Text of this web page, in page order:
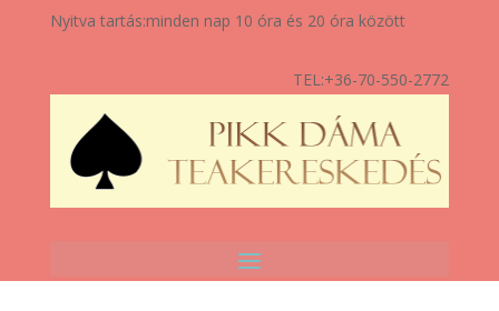
Nyitva tartás:minden nap 10 óra és 20 óra között
TEL:+36-70-550-2772